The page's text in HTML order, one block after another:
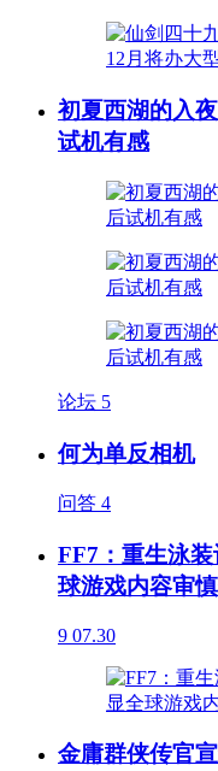
初夏西湖的入
试机有感
论坛 5
何为单反相机
问答 4
FF7：重生泳
球游戏内容审
9 07.30
金庸群侠传官